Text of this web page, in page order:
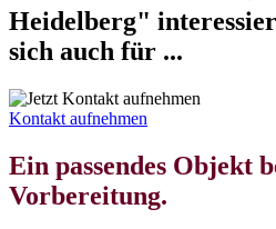
Heidelberg"
sich auch für ...
Kontakt aufnehmen
Ein passendes Objekt
Vorbereitung.